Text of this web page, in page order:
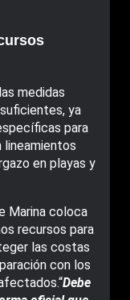
medidas
ya
para
lineamientos
en playas y
Marina coloca
recursos para
las costas
con los
Debe